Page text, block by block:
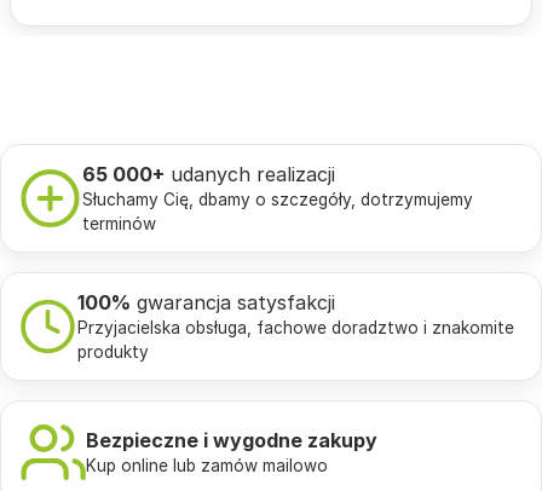
65 000+ udanych realizacji
Słuchamy Cię, dbamy o szczegóły, dotrzymujemy
terminów
100% gwarancja satysfakcji
Przyjacielska obsługa, fachowe doradztwo i znakomite
produkty
Bezpieczne i wygodne zakupy
Kup online lub zamów mailowo